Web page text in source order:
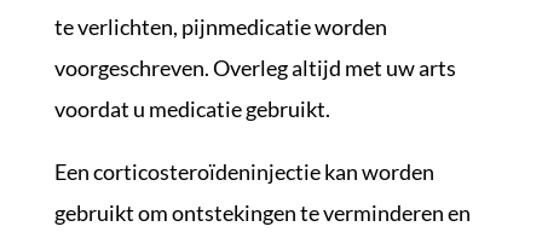
te verlichten, pijnmedicatie worden
voorgeschreven. Overleg altijd met uw arts
voordat u medicatie gebruikt.
Een corticosteroïdeninjectie kan worden
gebruikt om ontstekingen te verminderen en